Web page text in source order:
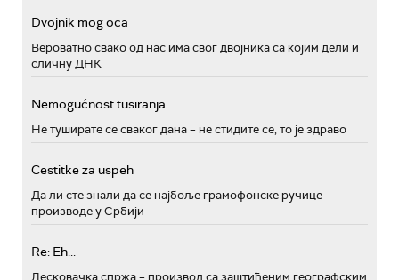
Dvojnik mog oca
Вероватно свако од нас има свог двојника са којим дели и
сличну ДНК
Nemogućnost tusiranja
Не туширате се сваког дана – не стидите се, то је здраво
Cestitke za uspeh
Да ли сте знали да се најбоље грамофонске ручице
производе у Србији
Re: Eh...
Лесковачка спржа – производ са заштићеним географским